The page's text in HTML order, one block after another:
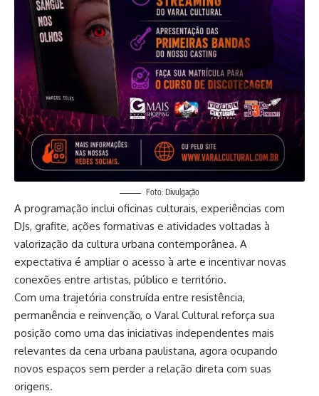
Foto: Divulgação
A programação inclui oficinas culturais, experiências com
DJs, grafite, ações formativas e atividades voltadas à
valorização da cultura urbana contemporânea. A
expectativa é ampliar o acesso à arte e incentivar novas
conexões entre artistas, público e território.
Com uma trajetória construída entre resistência,
permanência e reinvenção, o Varal Cultural reforça sua
posição como uma das iniciativas independentes mais
relevantes da cena urbana paulistana, agora ocupando
novos espaços sem perder a relação direta com suas
origens.